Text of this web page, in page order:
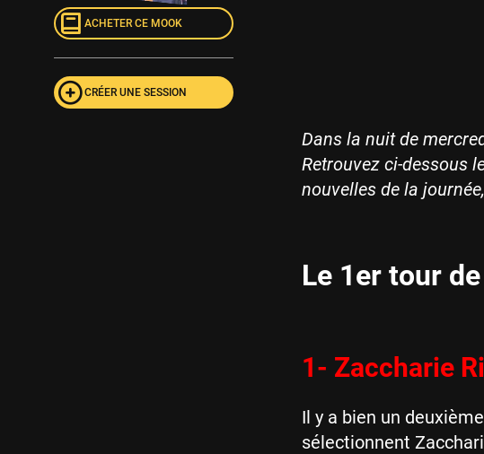
Dans la nuit de
Retrouvez ci-dessous
nouvelles de la
Le 1er tour
1- Zaccharie
Il y a bien un
sélectionnent
ACHETER CE MOOK
CRÉER UNE SESSION